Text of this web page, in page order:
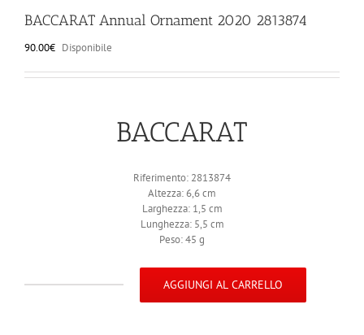
BACCARAT Annual Ornament 2020 2813874
90.00€ Disponibile
BACCARAT
Riferimento: 2813874
Altezza: 6,6 cm
Larghezza: 1,5 cm
Lunghezza: 5,5 cm
Peso: 45 g
AGGIUNGI AL CARRELLO